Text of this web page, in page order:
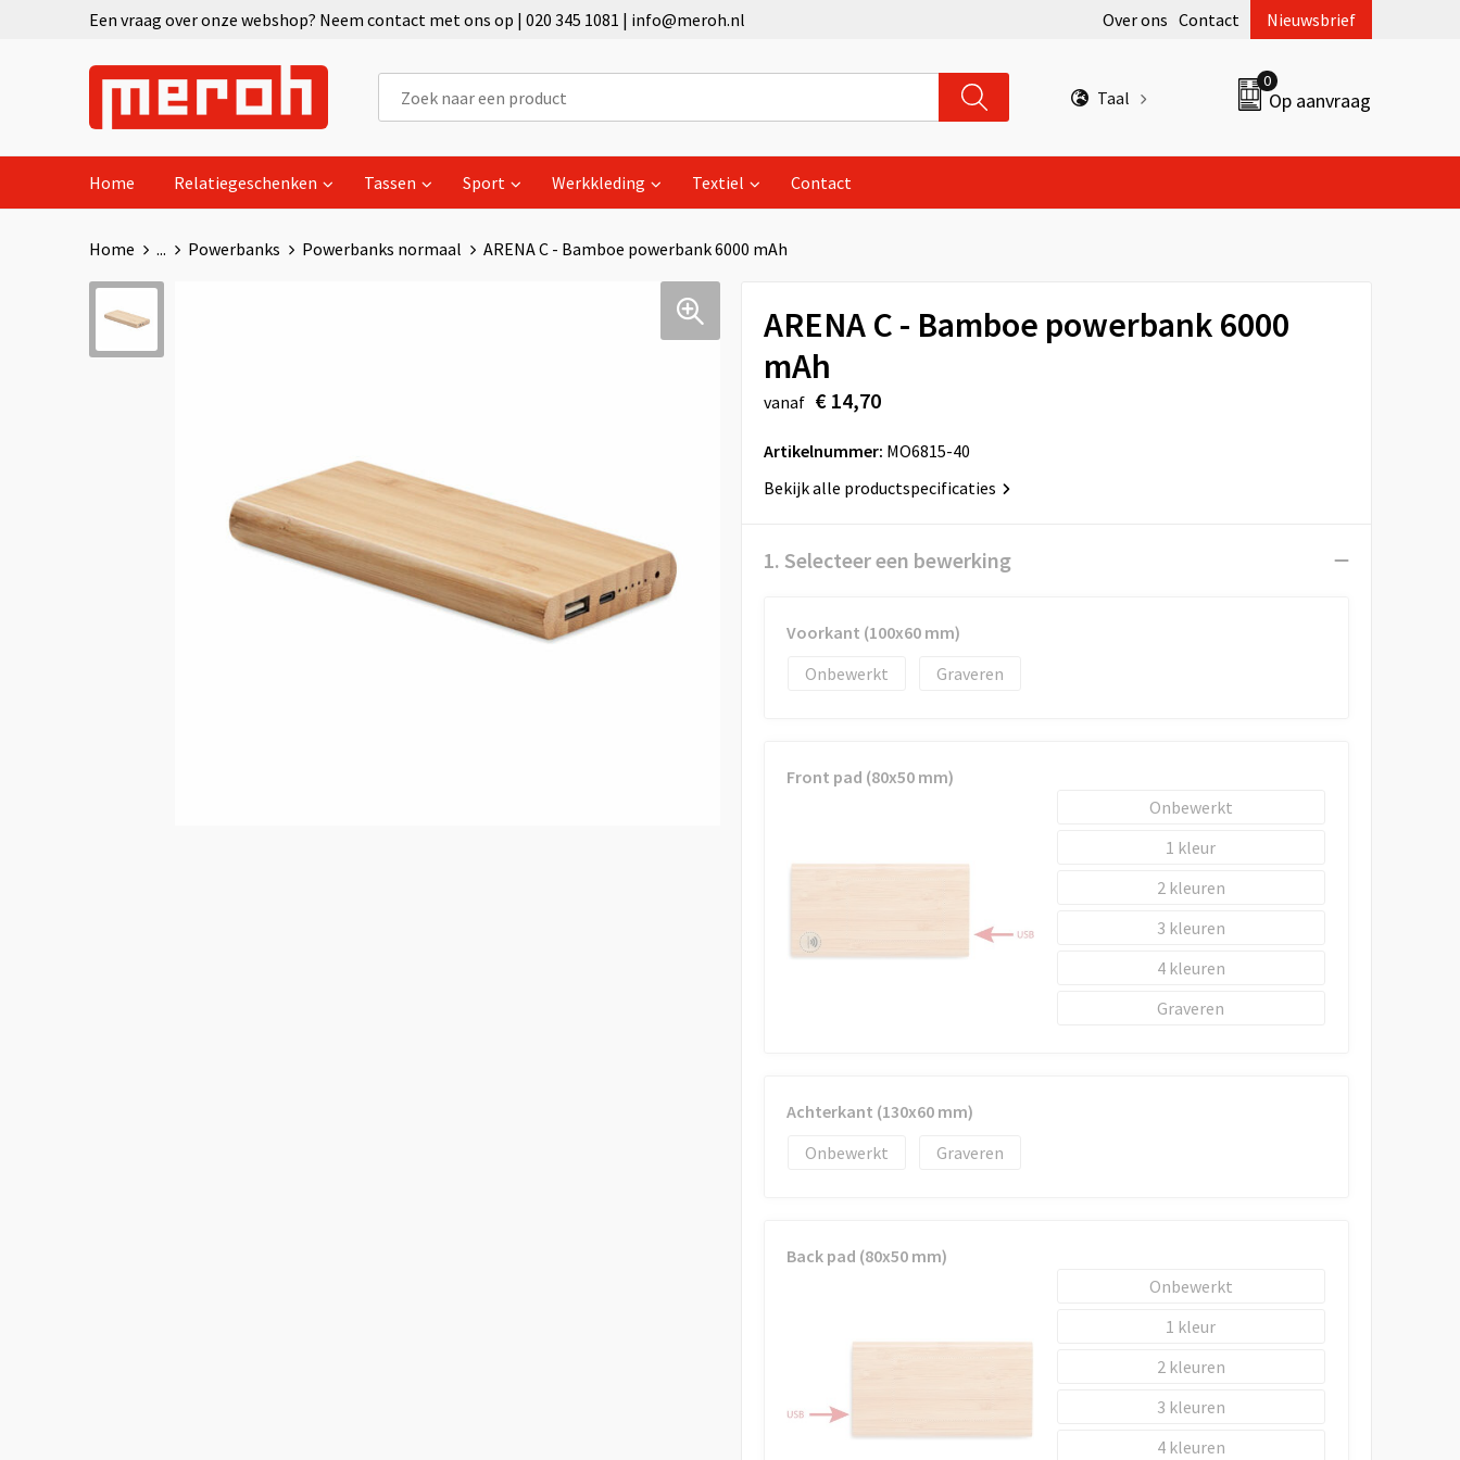
Een vraag over onze webshop? Neem contact met ons op | 020 345 1081 | info@meroh.nl Over ons Contact Nieuwsbrief
Taal
0
Op aanvraag
Home Relatiegeschenken Tassen Sport Werkkleding Textiel Contact
Home ... Powerbanks Powerbanks normaal ARENA C - Bamboe powerbank 6000 mAh
ARENA C - Bamboe powerbank 6000
mAh
vanaf € 14,70
Artikelnummer: MO6815-40
Bekijk alle productspecificaties
1. Selecteer een bewerking
Voorkant (100x60 mm)
Onbewerkt
Graveren
Front pad (80x50 mm)
Onbewerkt
1
2
3
4
Graveren
Achterkant (130x60 mm)
Onbewerkt
Graveren
Back pad (80x50 mm)
Onbewerkt
1
2
3
4